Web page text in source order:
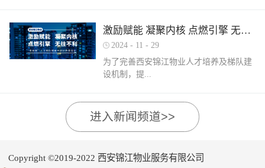
下的重要知识点串讲和一轮轮的复习备
考，比赛中，选手们沉着冷静，基本发挥
出了各自领域应有的实力。最终，三个工
种共计取得了二等奖1名，三等奖3名，优
的问题及知识盲区，公司人力行政部及品
质部快速反应，第一时间组织各工种开展
内部专项培训，进行系统化的梳理和总
经验和答题技巧进行转化分享，对标竞赛
充电，切勿长时间充电，勿飞线充电。汽
车内严禁放置打火机、罐装喷剂、香水、
移动电源等易燃易爆物品，定期检测更换
车载灭火器，定期对车辆维护保养。不要
躺在床上、沙发上吸烟，烟头要及时放到
可燃物品。 使用电蚊香时应注意用电安
全，用完及时断开电源，防止因长期通电
“干烧”引发火灾。在发热的电蚊拍附近不
露水后不要立即靠近明火、也不要在高温
获“全市技能竞赛优秀组织奖”西安锦江物
业曹林、张小刚、郭小龙荣获技能竞赛“一
等奖”西安锦江物业张国刚、谷展荣获技能
竞赛“二等奖”西安锦江物业惠张瑜、张盼
兵、潘保民、毛亚、李强、贺鑫磊、李国
刚、岳程妮等人分别荣获技能竞赛“优秀
奖”。在这个追求卓越服务的时代，西安锦
升整个团队的专业水平和服务质量，西安
陕西省物业管理协会“优秀项目经理”称
号。岁末回首，总结成绩，表彰优秀，
会召开盛会，表彰这一年在物业管理行业
的广阔舞台上绽放出熠熠光辉的精英
1A期 项目经理 齐瑞高江、齐瑞是西安锦
江物业诸多优秀项目经理的缩影，他们代
表着西安锦江物业团结奋进、诚信奉献、
奖是荣誉也是动力，西安锦江物业将以他
们作为榜样领航，激励全体员工砥砺奋
激励赋能 凝聚内核 点燃引擎 无往不利
2024 - 11 - 29
为了完善西安锦江物业人才培养及梯队建
设机制，提...
高物业服务水平和服务质量，有目的、有
计划的进行人才储备及培育，大力培养核
江物业组织开展以“激励赋能 凝聚内核 点
进入新闻频道>>
Copyright ©2019-2022 西安锦江物业服务有限公司